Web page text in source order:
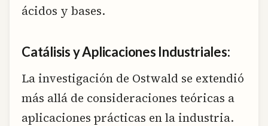
ácidos y bases.
Catálisis y Aplicaciones Industriales:
La investigación de Ostwald se extendió
más allá de consideraciones teóricas a
aplicaciones prácticas en la industria.